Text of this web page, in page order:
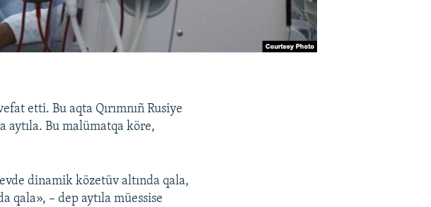
etti. Bu aqta Qırımnıñ Rusiye
aytıla. Bu malümatqa köre,
dinamik közetüv altında qala,
qala», – dep aytıla müessise